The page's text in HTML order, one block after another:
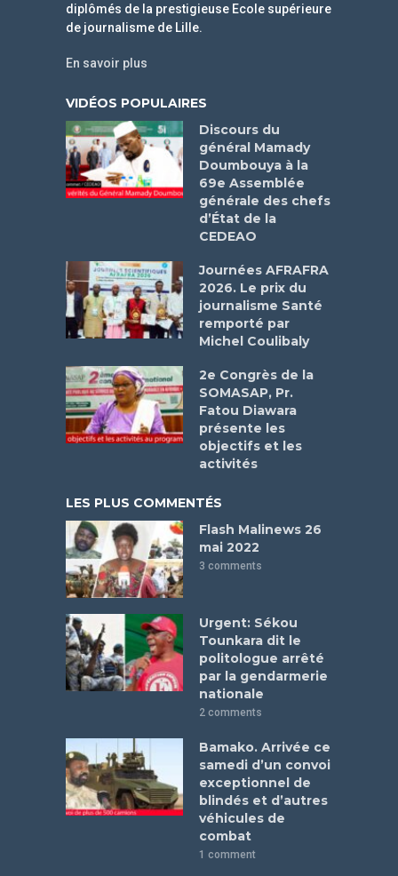
diplômés de la prestigieuse Ecole supérieure
de journalisme de Lille.
En savoir plus
VIDÉOS POPULAIRES
Discours du
général Mamady
Doumbouya à la
69e Assemblée
générale des chefs
d’État de la
CEDEAO
Journées AFRAFRA
2026. Le prix du
journalisme Santé
remporté par
Michel Coulibaly
2e Congrès de la
SOMASAP, Pr.
Fatou Diawara
présente les
objectifs et les
activités
LES PLUS COMMENTÉS
Flash Malinews 26
mai 2022
3 comments
Urgent: Sékou
Tounkara dit le
politologue arrêté
par la gendarmerie
nationale
2 comments
Bamako. Arrivée ce
samedi d’un convoi
exceptionnel de
blindés et d’autres
véhicules de
combat
1 comment